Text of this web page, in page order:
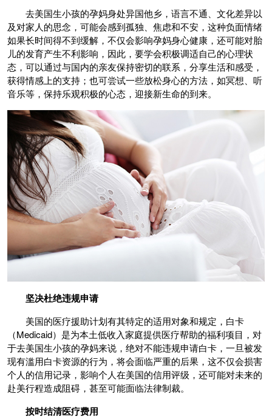
去美国生小孩的孕妈身处异国他乡，语言不通、文化差异以
及对家人的思念，可能会感到孤独、焦虑和不安，这种负面情绪
如果长时间得不到缓解，不仅会影响孕妈身心健康，还可能对胎
儿的发育产生不利影响，因此，要学会积极调适自己的心理状
态，可以通过与国内的亲友保持密切的联系，分享生活和感受，
获得情感上的支持；也可尝试一些放松身心的方法，如冥想、听
音乐等，保持乐观积极的心态，迎接新生命的到来。
坚决杜绝违规申请
美国的医疗援助计划有其特定的适用对象和规定，白卡
（Medicaid）是为本土低收入家庭提供医疗帮助的福利项目，对
于去美国生小孩的孕妈来说，绝对不能违规申请白卡，一旦被发
现有滥用白卡资源的行为，将会面临严重的后果，这不仅会损害
个人的信用记录，影响个人在美国的信用评级，还可能对未来的
赴美行程造成阻碍，甚至可能面临法律制裁。
按时结清医疗费用